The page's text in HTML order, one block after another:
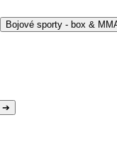
Bojové sporty - box &
➔